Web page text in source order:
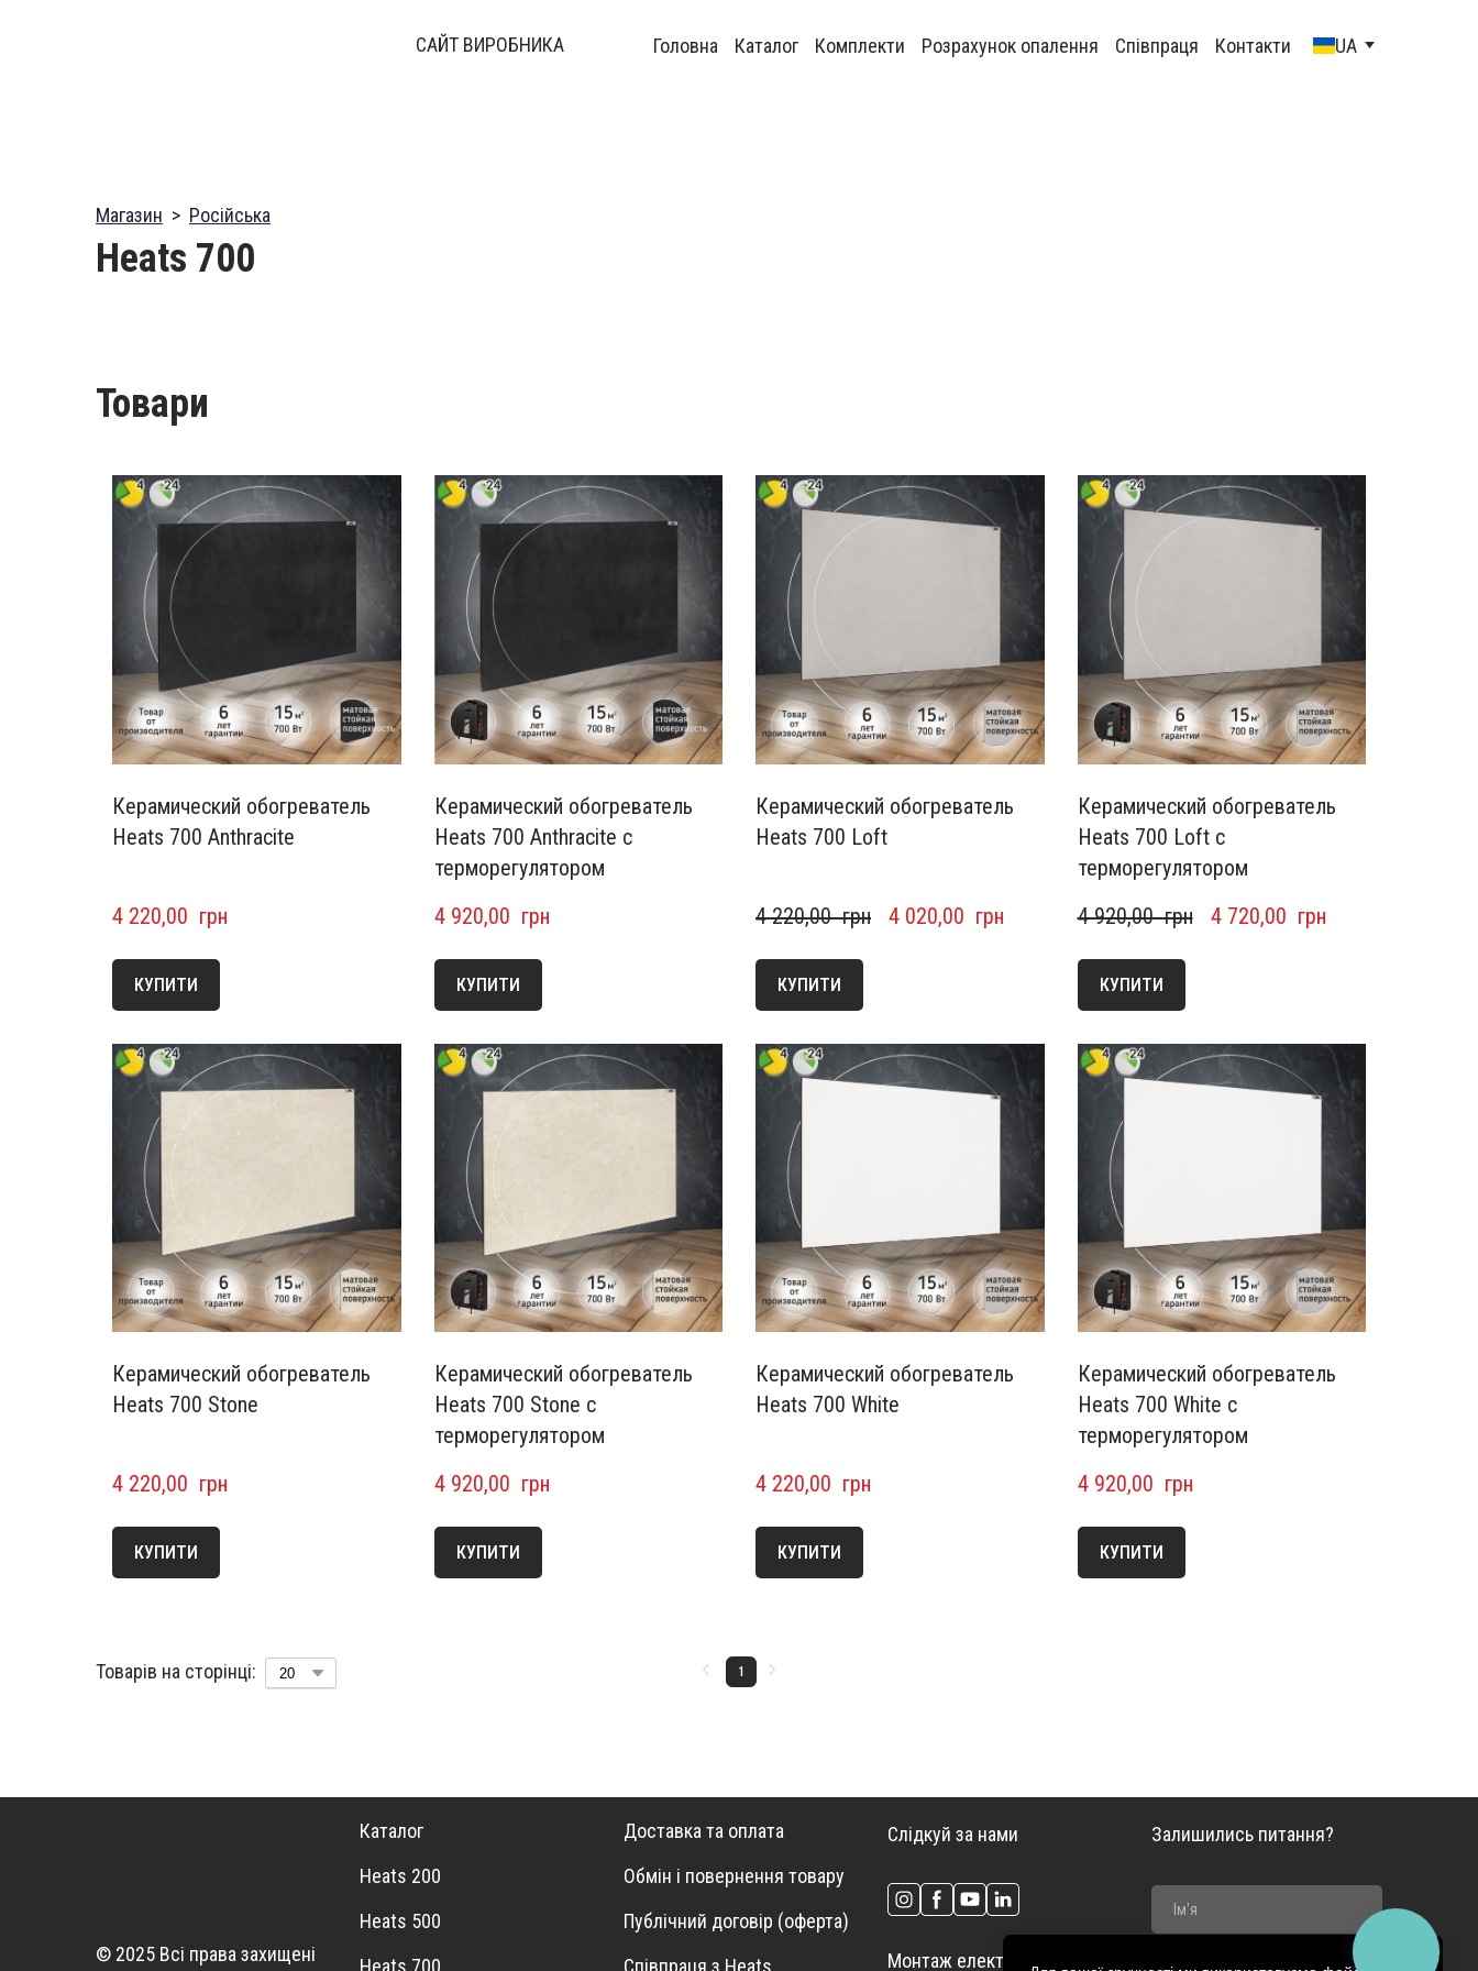
САЙТ ВИРОБНИКА Головна Каталог Комплекти Розрахунок опалення Співпраця Контакти UA
Магазин Російська
Heats 700
Товари
Керамический обогреватель
Heats 700 Anthracite
4 220,00  грн
КУПИТИ
Керамический обогреватель
Heats 700 Anthracite с
терморегулятором
4 920,00  грн
КУПИТИ
Керамический обогреватель
Heats 700 Loft
4 220,00  грн 4 020,00  грн
КУПИТИ
Керамический обогреватель
Heats 700 Loft с
терморегулятором
4 920,00  грн
4 720,00  грн
КУПИТИ
Керамический обогреватель
Heats 700 Stone
4 220,00  грн
КУПИТИ
Керамический обогреватель
Heats 700 Stone с
терморегулятором
4 920,00  грн
КУПИТИ
Керамический обогреватель
Heats 700 White
4 220,00  грн
КУПИТИ
Керамический обогреватель
Heats 700 White с
терморегулятором
4 920,00  грн
КУПИТИ
Товарів на сторінці: 1
© 2025 Всі права захищені
Каталог
Heats 200
Heats 500
Доставка та оплата
Обмін і повернення товару
Публічний договір (оферта)
Слідкуй за нами
Монтаж електроопалення
Залишились питання?